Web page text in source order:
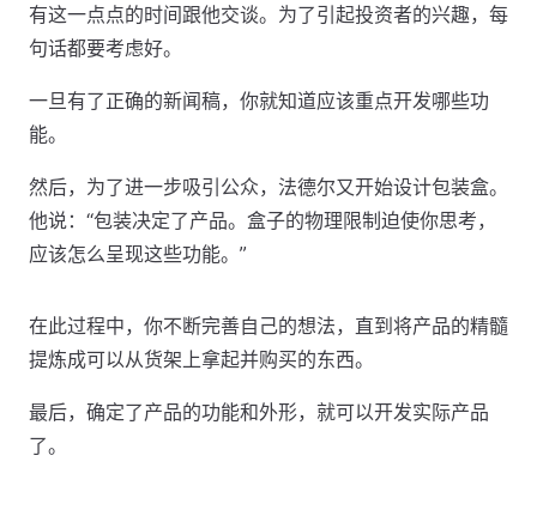
有这一点点的时间跟他交谈。为了引起投资者的兴趣，每
句话都要考虑好。
一旦有了正确的新闻稿，你就知道应该重点开发哪些功
能。
然后，为了进一步吸引公众，法德尔又开始设计包装盒。
他说：“包装决定了产品。盒子的物理限制迫使你思考，
应该怎么呈现这些功能。”
在此过程中，你不断完善自己的想法，直到将产品的精髓
提炼成可以从货架上拿起并购买的东西。
最后，确定了产品的功能和外形，就可以开发实际产品
了。